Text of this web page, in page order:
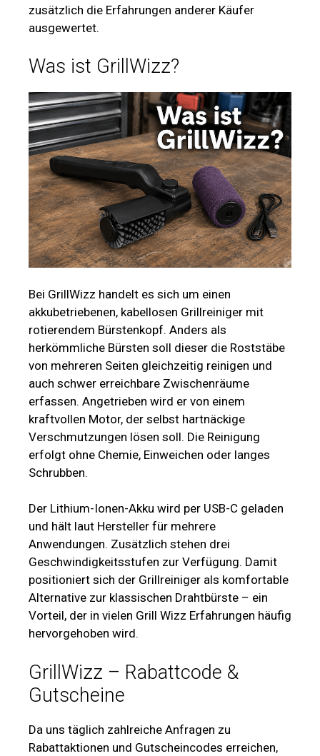
zusätzlich die Erfahrungen anderer Käufer
ausgewertet.
Was ist GrillWizz?
Bei GrillWizz handelt es sich um einen
akkubetriebenen, kabellosen Grillreiniger mit
rotierendem Bürstenkopf. Anders als
herkömmliche Bürsten soll dieser die Roststäbe
von mehreren Seiten gleichzeitig reinigen und
auch schwer erreichbare Zwischenräume
erfassen. Angetrieben wird er von einem
kraftvollen Motor, der selbst hartnäckige
Verschmutzungen lösen soll. Die Reinigung
erfolgt ohne Chemie, Einweichen oder langes
Schrubben.
Der Lithium-Ionen-Akku wird per USB-C geladen
und hält laut Hersteller für mehrere
Anwendungen. Zusätzlich stehen drei
Geschwindigkeitsstufen zur Verfügung. Damit
positioniert sich der Grillreiniger als komfortable
Alternative zur klassischen Drahtbürste – ein
Vorteil, der in vielen Grill Wizz Erfahrungen häufig
hervorgehoben wird.
GrillWizz – Rabattcode &
Gutscheine
Da uns täglich zahlreiche Anfragen zu
Rabattaktionen und Gutscheincodes erreichen,